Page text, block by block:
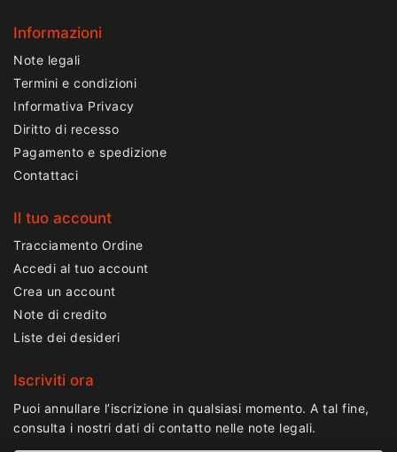
Informazioni
Note legali
Termini e condizioni
Informativa Privacy
Diritto di recesso
Pagamento e spedizione
Contattaci
Il tuo account
Tracciamento Ordine
Accedi al tuo account
Crea un account
Note di credito
Liste dei desideri
Iscriviti ora
Puoi annullare l’iscrizione in qualsiasi momento. A tal fine,
consulta i nostri dati di contatto nelle note legali.